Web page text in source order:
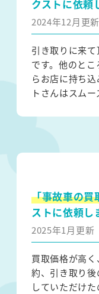
クストに依頼
2024年12月更
引き取りに来
です。他のと
らお店に持ち
トさんはスム
「事故車の買
ストに依頼し
2025年1月更新
買取価格が高
約、引き取り
していただけ